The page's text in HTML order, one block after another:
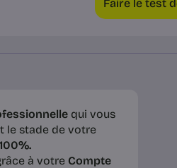
Faire le test
qui vous
le stade de votre
à votre Compte